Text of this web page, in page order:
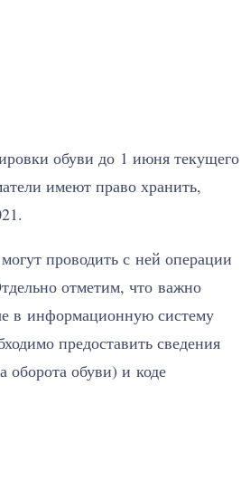
обуви до 1 июня текущего
имеют право хранить,
проводить с ней операции
отметим, что важно
в информационную систему
предоставить сведения
обуви) и коде